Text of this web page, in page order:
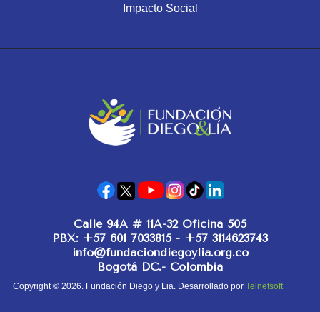
Impacto Social
Calle 94A # 11A-32 Oficina 505
PBX: +57 601 7033815 - +57 3114623743
info@fundaciondiegoylia.org.co
Bogotá DC.- Colombia
Copyright © 2026. Fundación Diego y Lia. Desarrollado por Telnetsoft